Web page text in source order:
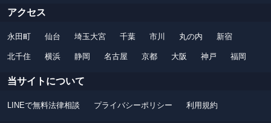
アクセス
永田町 仙台 埼玉大宮 千葉 市川 丸の内 新宿
北千住 横浜 静岡 名古屋 京都 大阪 神戸 福岡
当サイトについて
LINEで無料法律相談 プライバシーポリシー 利用規約